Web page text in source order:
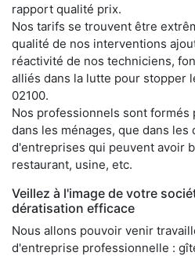
rapport qualité prix.
Nos tarifs se trouvent être
qualité de nos interventions
réactivité de nos techniciens,
alliés dans la lutte pour stopper
02100.
Nos professionnels sont
dans les ménages, que dans
d'entreprises qui peuvent avoir
restaurant, usine, etc.
Veillez à l'image de votre
dératisation efficace
Nous allons pouvoir venir
d'entreprise professionnelle :